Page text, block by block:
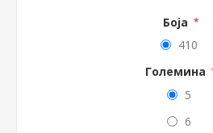
Боја *
410
Големина
5
6